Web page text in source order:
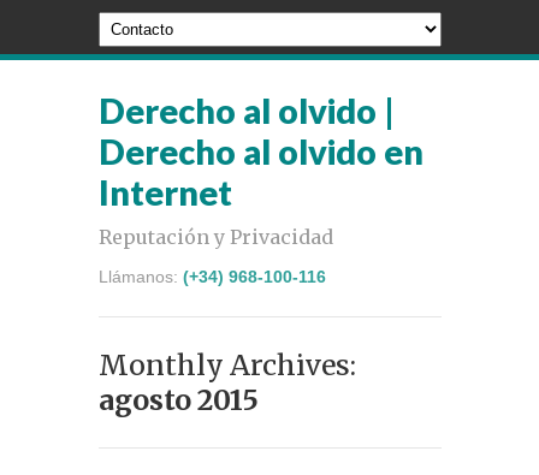
Derecho al olvido |
Derecho al olvido en
Internet
Reputación y Privacidad
Llámanos: (+34) 968-100-116
Monthly Archives:
agosto 2015